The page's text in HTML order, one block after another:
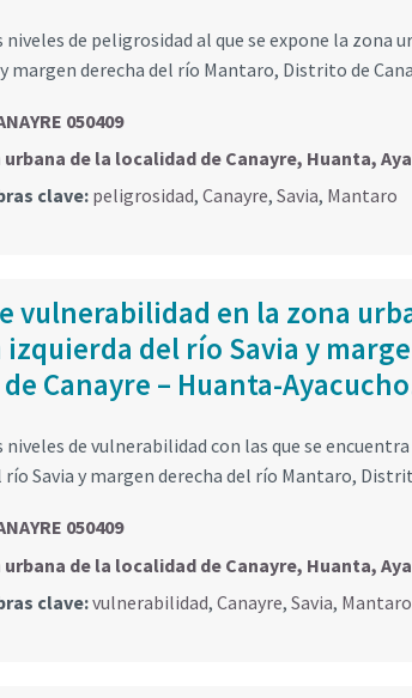
de peligrosidad al que se expone la zona
margen derecha del río Mantaro, Distrito de
050409
urbana de la localidad de Canayre, Huanta,
clave:peligrosidad, Canayre, Savia, Mantaro
vulnerabilidad en la zona
izquierda del río Savia y
Canayre – Huanta-
de vulnerabilidad con las que se
río Savia y margen derecha del río Mantaro,
050409
urbana de la localidad de Canayre, Huanta,
clave:vulnerabilidad, Canayre, Savia, Mantaro